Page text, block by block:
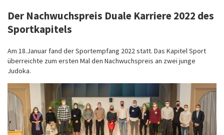
Der Nachwuchspreis Duale Karriere 2022 des
Sportkapitels
Am 18.Januar fand der Sportempfang 2022 statt. Das Kapitel Sport
überreichte zum ersten Mal den Nachwuchspreis an zwei junge
Judoka.